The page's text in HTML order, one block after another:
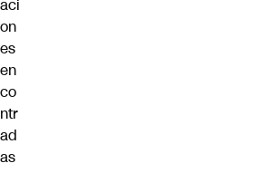
aci
on
es
en
co
ntr
ad
as